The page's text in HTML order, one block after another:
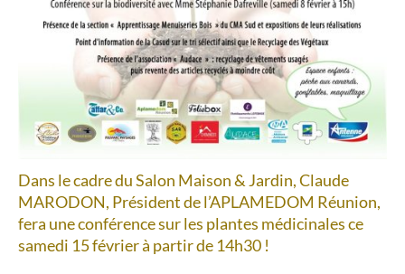
Dans le cadre du Salon Maison & Jardin, Claude
MARODON, Président de l’APLAMEDOM Réunion,
fera une conférence sur les plantes médicinales ce
samedi 15 février à partir de 14h30 !